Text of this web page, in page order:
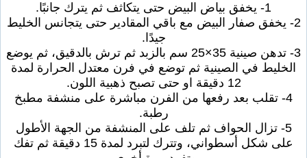
1- يخفق بياض البيض حتى يتكاثف ثم يترك جانبًا.
2- يخفق صفار البيض مع باقي المقادير حتى يتجانس الخليط
جيدًا.
3- تدهن صينية 35×25 سم بالزبد ثم ترش بالدقيق، ثم يوضع
الخليط في الصينية ثم توضع في فرن معتدل الحرارة لمدة
12 دقيقة او حتى تصبح ذهبية اللون.
4- تقلب بعد رفعها من الفرن مباشرة على منشفة مطبخ
رطبة.
5- تزال الحواف ثم تلف على المنشفة من الجهة الأطول
على شكل أسطواني، وتترك لتبرد لمدة 15 دقيقة ثم تفك